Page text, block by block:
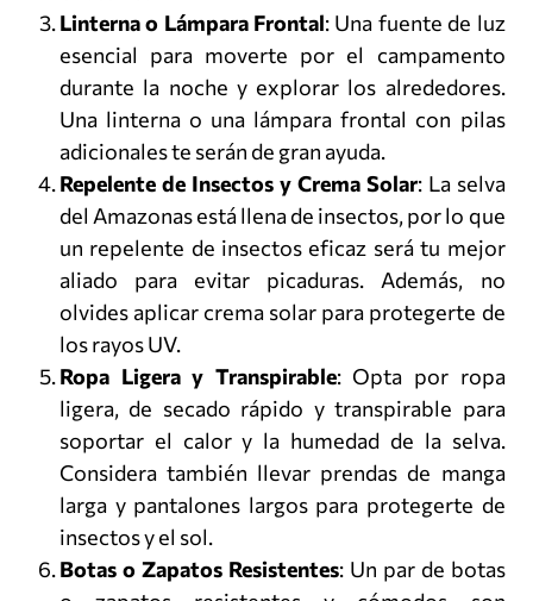
Linterna o Lámpara Frontal: Una fuente de luz
esencial para moverte por el campamento
durante la noche y explorar los alrededores.
Una linterna o una lámpara frontal con pilas
adicionales te serán de gran ayuda.
Repelente de Insectos y Crema Solar: La selva
del Amazonas está llena de insectos, por lo que
un repelente de insectos eficaz será tu mejor
aliado para evitar picaduras. Además, no
olvides aplicar crema solar para protegerte de
los rayos UV.
Ropa Ligera y Transpirable: Opta por ropa
ligera, de secado rápido y transpirable para
soportar el calor y la humedad de la selva.
Considera también llevar prendas de manga
larga y pantalones largos para protegerte de
insectos y el sol.
Botas o Zapatos Resistentes: Un par de botas